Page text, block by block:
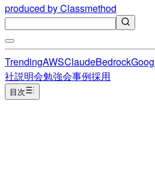
produced by Classmethod
TrendingAWSClaudeBedrock
社説明会勉強会事例採用
目次